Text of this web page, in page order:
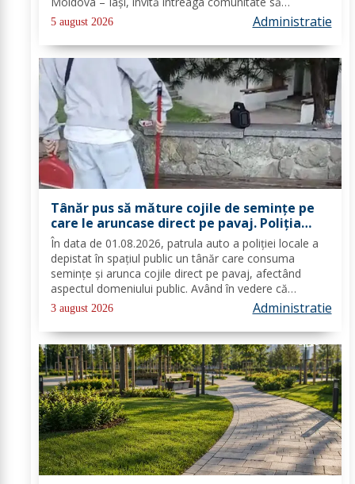
participe, în perioada 28–30 august 2026, la
evenimentul „Dorohoiul, în Sărbătoare!”....
5 august 2026 Administratie
Tânăr pus să măture cojile de seminţe pe
care le aruncase direct pe pavaj. Poliţia
Locală Dorohoi: Respectul față de spațiul
comun trebuie să fie o prioritate pentru
fiecare dintre noi”
În data de 01.08.2026, patrula auto a poliției locale a
depistat în spațiul public un tânăr care consuma
semințe și arunca cojile direct pe pavaj, afectând
aspectul domeniului public. Având în vedere că
prioritatea Poliției Locale este prevenția și educarea
spiritului civic, polițiștii l-au...
3 august 2026 Administratie